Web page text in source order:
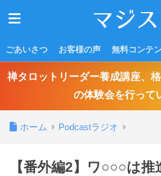
ごあいさつ お客様の声 無料コンテ
禅タロットリーダー養成講座、
の体験会を行って
ホーム Podcastラジオ
【番外編2】ワ○○○は